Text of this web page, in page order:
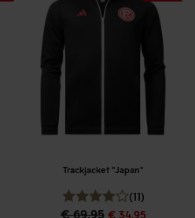
Trackjacket "Japan"
(11)
€ 69,95 € 34,95